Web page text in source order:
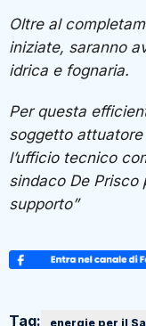
Oltre al
iniziate, saranno
idrica e fognaria.
Per questa
soggetto
l’ufficio tecnico
sindaco De
supporto”
Tag: energie per il